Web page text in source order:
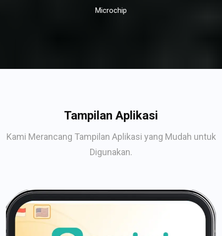
Microchip
Tampilan Aplikasi
Kami Merancang Tampilan Aplikasi yang Mudah untuk
Digunakan.